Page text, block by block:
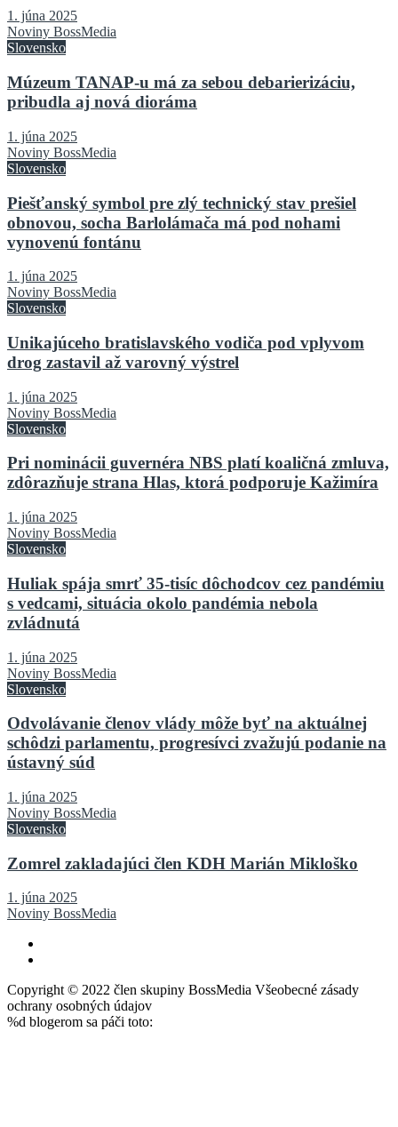
1. júna 2025
Noviny BossMedia
Slovensko
Múzeum TANAP-u má za sebou debarierizáciu,
pribudla aj nová dioráma
1. júna 2025
Noviny BossMedia
Slovensko
Piešťanský symbol pre zlý technický stav prešiel
obnovou, socha Barlolámača má pod nohami
vynovenú fontánu
1. júna 2025
Noviny BossMedia
Slovensko
Unikajúceho bratislavského vodiča pod vplyvom
drog zastavil až varovný výstrel
1. júna 2025
Noviny BossMedia
Slovensko
Pri nominácii guvernéra NBS platí koaličná zmluva,
zdôrazňuje strana Hlas, ktorá podporuje Kažimíra
1. júna 2025
Noviny BossMedia
Slovensko
Huliak spája smrť 35-tisíc dôchodcov cez pandémiu
s vedcami, situácia okolo pandémia nebola
zvládnutá
1. júna 2025
Noviny BossMedia
Slovensko
Odvolávanie členov vlády môže byť na aktuálnej
schôdzi parlamentu, progresívci zvažujú podanie na
ústavný súd
1. júna 2025
Noviny BossMedia
Slovensko
Zomrel zakladajúci člen KDH Marián Mikloško
1. júna 2025
Noviny BossMedia
Copyright © 2022 člen skupiny BossMedia Všeobecné zásady
ochrany osobných údajov
%d blogerom sa páči toto: